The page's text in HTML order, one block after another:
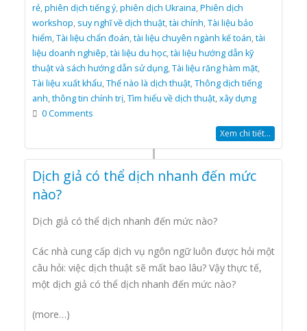
rẻ,phiên dịch tiếng ý,phiên dịch Ukraina,Phiên dịch
workshop, suy nghĩ về dịch thuật,tài chính,Tài liệu bảo
hiểm,Tài liệu chẩn đoán,tài liệu chuyên ngành kế toán,tài
liệu doanh nghiêp,tài liệu du học,tài liệu hướng dẫn kỹ
thuật và sách hướng dẫn sử dụng,Tài liệu răng hàm mặt,
Tài liệu xuất khẩu,Thế nào là dịch thuật,Thông dịch tiếng
anh,thông tin chính trị,Tìm hiểu về dịch thuật,xây dựng
0 Comments
Xem chi tiết...
Dịch giả có thể dịch nhanh đến mức
nào?
Dịch giả có thể dịch nhanh đến mức nào?
Các nhà cung cấp dịch vụ ngôn ngữ luôn được hỏi một
câu hỏi: việc dịch thuật sẽ mất bao lâu? Vậy thực tế,
một dịch giả có thể dịch nhanh đến mức nào?
(more…)